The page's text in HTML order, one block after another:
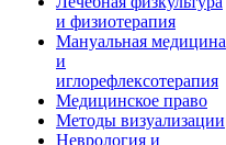
и физиотерапия
Мануальная медицина
и
иглорефлексотерапия
Медицинское право
Методы визуализации
Неврология и